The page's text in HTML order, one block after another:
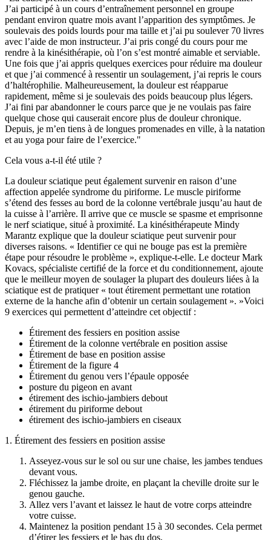
J’ai participé à un cours d’entraînement personnel en groupe
pendant environ quatre mois avant l’apparition des symptômes. Je
soulevais des poids lourds pour ma taille et j’ai pu soulever 70 livres
avec l’aide de mon instructeur. J’ai pris congé du cours pour me
rendre à la kinésithérapie, où l’on s’est montré aimable et serviable.
Une fois que j’ai appris quelques exercices pour réduire ma douleur
et que j’ai commencé à ressentir un soulagement, j’ai repris le cours
d’haltérophilie. Malheureusement, la douleur est réapparue
rapidement, même si je soulevais des poids beaucoup plus légers.
J’ai fini par abandonner le cours parce que je ne voulais pas faire
quelque chose qui causerait encore plus de douleur chronique.
Depuis, je m’en tiens à de longues promenades en ville, à la natation
et au yoga pour faire de l’exercice.
Cela vous a-t-il été utile ?
La douleur sciatique peut également survenir en raison d’une
affection appelée syndrome du piriforme. Le muscle piriforme
s’étend des fesses au bord de la colonne vertébrale jusqu’au haut de
la cuisse à l’arrière. Il arrive que ce muscle se spasme et emprisonne
le nerf sciatique, situé à proximité. La kinésithérapeute Mindy
Marantz explique que la douleur sciatique peut survenir pour
diverses raisons. « Identifier ce qui ne bouge pas est la première
étape pour résoudre le problème », explique-t-elle. Le docteur Mark
Kovacs, spécialiste certifié de la force et du conditionnement, ajoute
que le meilleur moyen de soulager la plupart des douleurs liées à la
sciatique est de pratiquer « tout étirement permettant une rotation
externe de la hanche afin d’obtenir un certain soulagement ». »Voici
9 exercices qui permettent d’atteindre cet objectif :
Étirement des fessiers en position assise
Étirement de la colonne vertébrale en position assise
Étirement de base en position assise
Étirement de la figure 4
Étirement du genou vers l’épaule opposée
posture du pigeon en avant
étirement des ischio-jambiers debout
étirement du piriforme debout
étirement des ischio-jambiers en ciseaux
1. Étirement des fessiers en position assise
Asseyez-vous sur le sol ou sur une chaise, les jambes tendues
devant vous.
Fléchissez la jambe droite, en plaçant la cheville droite sur le
genou gauche.
Allez vers l’avant et laissez le haut de votre corps atteindre
votre cuisse.
Maintenez la position pendant 15 à 30 secondes. Cela permet
d’étirer les fessiers et le bas du dos.